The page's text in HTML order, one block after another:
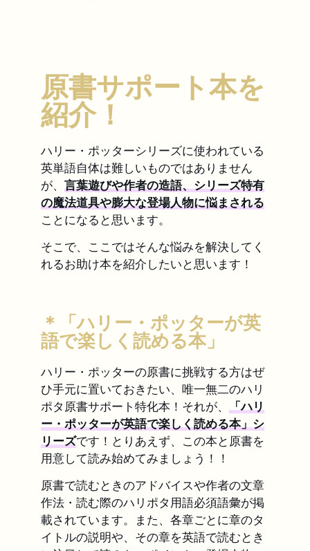
原書サポート本を
紹介！
ハリー・ポッターシリーズに使われている
英単語自体は難しいものではありません
が、 言葉遊びや作者の造語、シリーズ特有
の魔法道具や膨大な登場人物に悩まされる
ことになると思います。
そこで、ここではそんな悩みを解決してく
れるお助け本を紹介したいと思います！
＊「ハリー・ポッターが英
語で楽しく読める本」
ハリー・ポッターの原書に挑戦する方はぜ
ひ手元に置いておきたい、唯一無二のハリ
ポタ原書サポート特化本！それが、
「ハリ
ー・ポッターが英語で楽しく読める本」シ
リーズです！とりあえず、この本と原書を
用意して読み始めてみましょう！！
原書で読むときのアドバイスや作者の文章
作法・読む際のハリポタ用語必須語彙が掲
載されています。また、各章ごとに章のタ
イトルの説明や、その章を英語で読むとき